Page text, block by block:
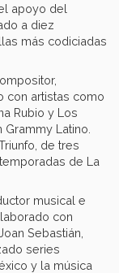
apoyo del
a diez
más codiciadas
con artistas como
Rubio y Los
Latino.
de tres
de La
musical e
con
Sebastián,
series
y la música